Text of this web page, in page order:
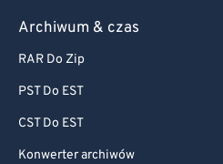
Archiwum & czas
RAR Do Zip
PST Do EST
CST Do EST
Konwerter archiwów